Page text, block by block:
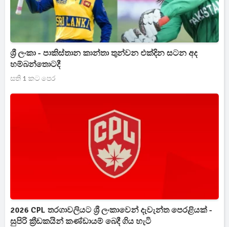
ශ්‍රී ලංකා - පාකිස්තාන කාන්තා තුන්වන එක්දින සටන අද
හම්බන්තොටදී
සති 1 කට පෙර
2026 CPL තරගාවලියට ශ්‍රී ලංකාවෙන් දැවැන්ත පෙරළියක් -
සුපිරි ක්‍රීඩකයින් කණ්ඩායම් බෙදී ගිය හැටි